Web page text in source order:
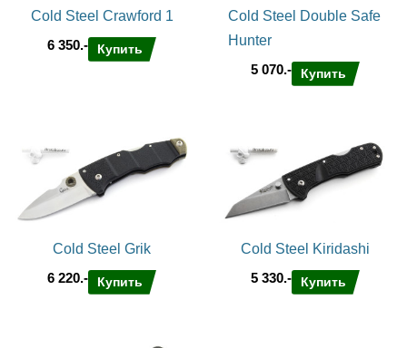
Cold Steel Crawford 1
6 350.-
Купить
Cold Steel Double Safe
Hunter
5 070.-
Купить
Cold Steel Grik
6 220.-
Купить
Cold Steel Kiridashi
5 330.-
Купить